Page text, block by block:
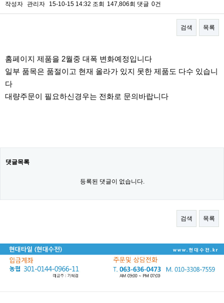
작성자 관리자 15-10-15 14:32 조회 147,806회 댓글 0건
검색 목록
홈페이지 제품을 2월중 대폭 변화예정입니다
일부 품목은 품절이고 현재 올라가 있지 못한 제품도 다수 있습니
다
대량주문이 필요하신경우는 전화로 문의바랍니다
댓글목록
등록된 댓글이 없습니다.
검색 목록